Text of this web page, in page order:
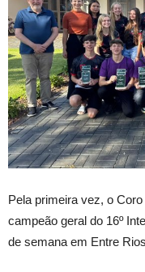
Pela primeira vez, o
campeão geral do 16º
de semana em Entre